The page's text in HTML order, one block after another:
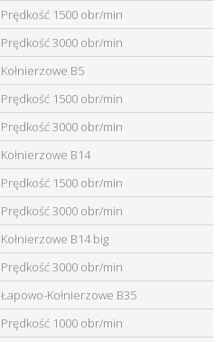
Prędkość 1500 obr/min
Prędkość 3000 obr/min
Kołnierzowe B5
Prędkość 1500 obr/min
Prędkość 3000 obr/min
Kołnierzowe B14
Prędkość 1500 obr/min
Prędkość 3000 obr/min
Kołnierzowe B14 big
Prędkość 3000 obr/min
Łapowo-Kołnierzowe B35
Prędkość 1000 obr/min